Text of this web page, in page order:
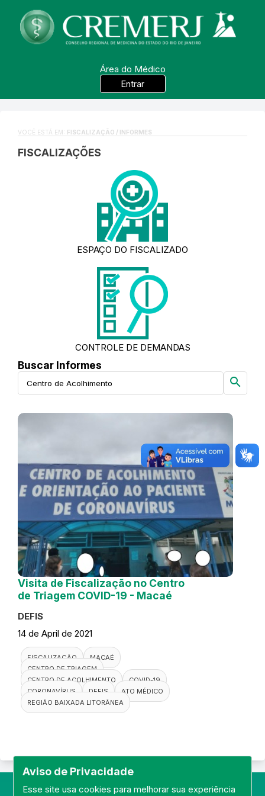
Área do Médico
Entrar
Aviso de Privacidade
Esse site usa cookies para melhorar sua experiência
VOCÊ ESTÁ EM: FISCALIZAÇÃO / INFORMES
FISCALIZAÇÕES
ESPAÇO DO FISCALIZADO
CONTROLE DE DEMANDAS
Buscar Informes
search
Visita de Fiscalização no Centro
de Triagem COVID-19 - Macaé
DEFIS
14 de April de 2021
FISCALIZAÇÃO
MACAÉ
CENTRO DE TRIAGEM
CENTRO DE ACOLHIMENTO
COVID-19
CORONAVÍRUS
DEFIS
ATO MÉDICO
REGIÃO BAIXADA LITORÂNEA